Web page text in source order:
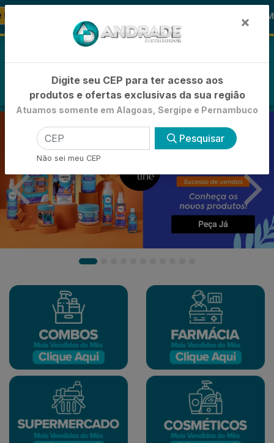
-
×
Digite seu CEP para ter acesso aos
produtos e ofertas exclusivas da sua região
Atuamos somente em Alagoas, Sergipe e Pernambuco
Pesquisar
Não sei meu CEP